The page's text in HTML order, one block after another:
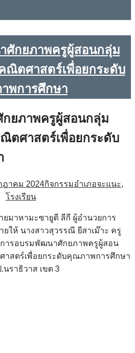
ศักยภาพครูผู้สอนกลุ่ม
ณิตศาสตร์เพื่อยกระดับ
พการศึกษา
ยภาพครูผู้สอนกลุ่ม
ตศาสตร์เพื่อยกระดับ
ฎาคม 2024กิจกรรมอำเภอจะแนะ,
โรงเรียน
ยมาหามะซายูตี ลีกี ผู้อำนวยการ
ยให้ นางสาวสุวรรณี ยีสาเม๊าะ ครู
การอบรมพัฒนาศักยภาพครูผู้สอน
าสตร์เพื่อยกระดับคุณภาพการศึกษา
ราธิวาส เขต 3